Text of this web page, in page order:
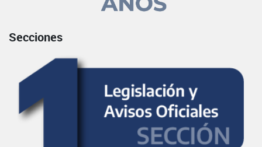
Secciones